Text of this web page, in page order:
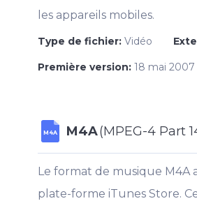
les appareils mobiles.
Type de fichier: Vidéo
Première version: 18 mai 2007
M4A M4A(MPEG-4 Part
Le format de musique M4A
plate-forme iTunes Store.